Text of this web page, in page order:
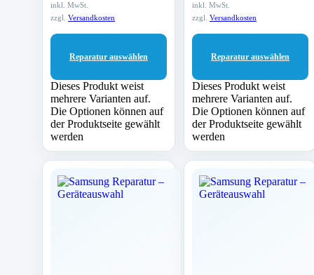
inkl. MwSt.
zzgl. Versandkosten
Reparatur auswählen
Dieses Produkt weist
mehrere Varianten auf.
Die Optionen können auf
der Produktseite gewählt
werden
inkl. MwSt.
zzgl. Versandkosten
Reparatur auswählen
Dieses Produkt weist
mehrere Varianten auf.
Die Optionen können auf
der Produktseite gewählt
werden